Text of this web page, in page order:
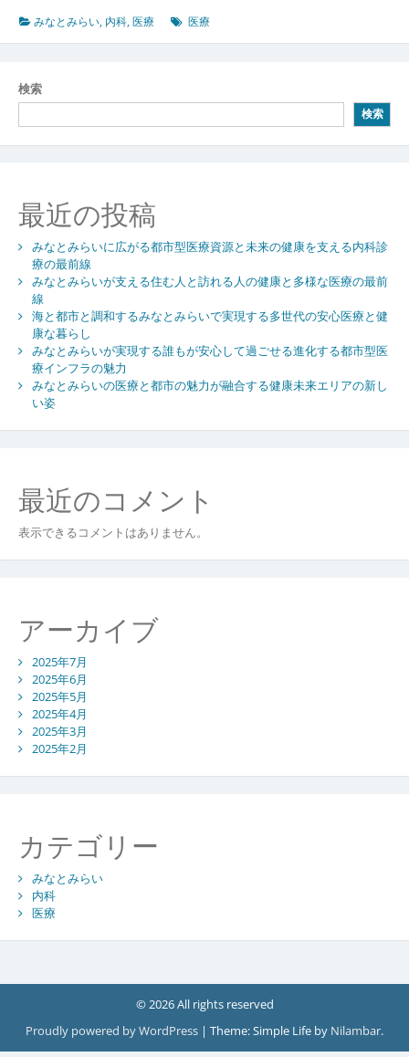
みなとみらい, 内科,医療 医療
検索
検索
最近の投稿
みなとみらいに広がる都市型医療資源と未来の健康を支える内科診
療の最前線
みなとみらいが支える住む人と訪れる人の健康と多様な医療の最前
線
海と都市と調和するみなとみらいで実現する多世代の安心医療と健
康な暮らし
みなとみらいが実現する誰もが安心して過ごせる進化する都市型医
療インフラの魅力
みなとみらいの医療と都市の魅力が融合する健康未来エリアの新し
い姿
最近のコメント
表示できるコメントはありません。
アーカイブ
2025年7月
2025年6月
2025年5月
2025年4月
2025年3月
2025年2月
カテゴリー
みなとみらい
内科
医療
© 2026 All rights reserved
Proudly powered by WordPress | Theme: Simple Life by Nilambar.